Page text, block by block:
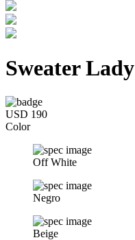
Sweater Lady
USD 190
Color
Off White
Negro
Beige